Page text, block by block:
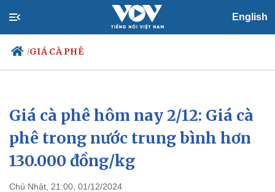
English
/GIÁ CÀ PHÊ
Chính trị
Đảng
Tổ chức nhân sự
Quốc hội
Xã hội
Dự báo thời tiết
Giá cà phê hôm nay 2/12: Giá cà
phê trong nước trung bình hơn
130.000 đồng/kg
Chủ Nhật, 21:00, 01/12/2024